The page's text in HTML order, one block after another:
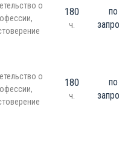
о
180
ч.
по
о
180
ч.
по